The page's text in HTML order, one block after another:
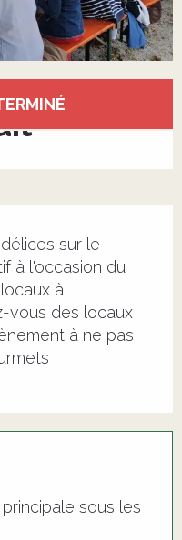
sur le
à l'occasion du
à
vous des locaux
à ne pas
!
sous les